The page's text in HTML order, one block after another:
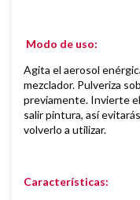
Modo de uso:
Agita el aerosol
mezclador. Pulveriza
previamente. Invierte
salir pintura, así
volverlo a utilizar.
Características: